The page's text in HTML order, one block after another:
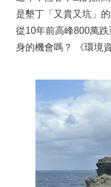
是墾丁「又貴又坑」
從10年前高峰800萬
身的機會嗎？ 《環境
風景。我們走訪社區
與移居恆春的人們，
「遊客變少」背後的
而是更重視自然、生
永續旅遊的新示範？